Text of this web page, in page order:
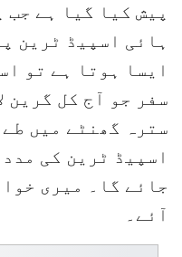
پیش کیا گیا ہے
ہائی اسپیڈ ٹرین
ایسا ہوتا ہے تو
سفر جو آج کل گرین
سترہ گھنٹے میں
اسپیڈ ٹرین کی
جائے گا۔ میری
آئے۔